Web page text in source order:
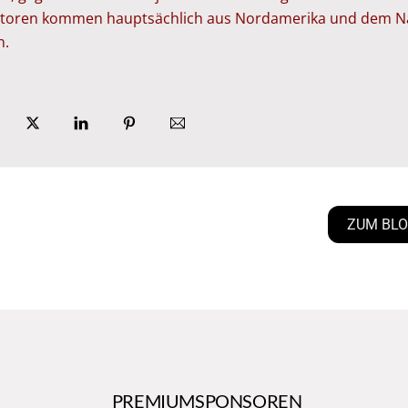
kommen hauptsächlich aus Nordamerika und dem
ZUM
PREMIUMSPONSOREN